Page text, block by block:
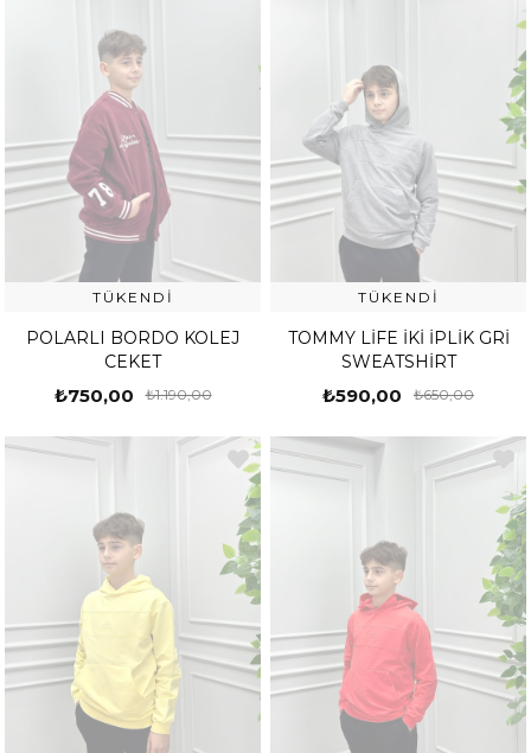
TÜKENDI
POLARLI BORDO KOLEJ
CEKET
₺750,00 ₺1.190,00
TÜKENDI
TOMMY LİFE İKİ İPLİK GRİ
SWEATSHİRT
₺590,00 ₺650,00